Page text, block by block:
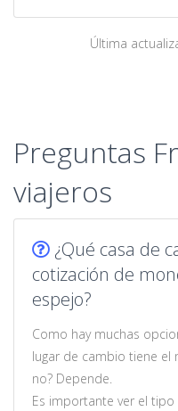
Última
Preguntas
viajeros
¿Qué casa de
cotización de
espejo?
Como hay muchas
lugar de cambio tiene el
no? Depende.
Es importante ver el